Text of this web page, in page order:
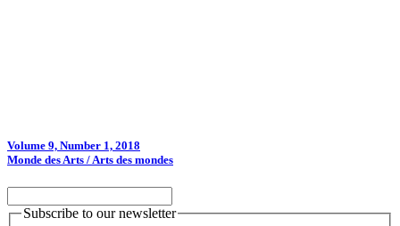
Volume 9, Number 1, 2018
Monde des Arts / Arts des mondes
Subscribe to our newsletter